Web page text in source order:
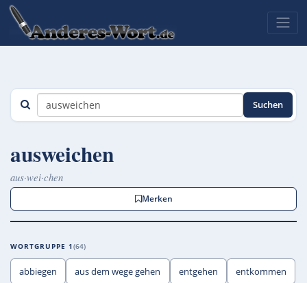
Suchen
ausweichen
aus·wei·chen
Merken
WORTGRUPPE 1 64
abbiegen aus dem wege gehen entgehen entkommen